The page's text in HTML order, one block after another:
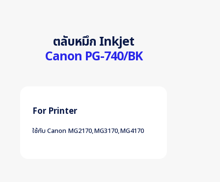
ตลับหมึก Inkjet
Canon PG-740/BK
For Printer
ใช้กับ Canon MG2170,MG3170,MG4170